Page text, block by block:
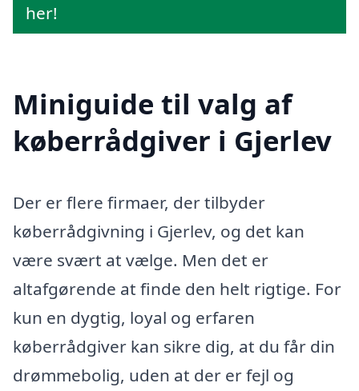
her!
Miniguide til valg af
køberrådgiver i Gjerlev
Der er flere firmaer, der tilbyder
køberrådgivning i Gjerlev, og det kan
være svært at vælge. Men det er
altafgørende at finde den helt rigtige. For
kun en dygtig, loyal og erfaren
køberrådgiver kan sikre dig, at du får din
drømmebolig, uden at der er fejl og